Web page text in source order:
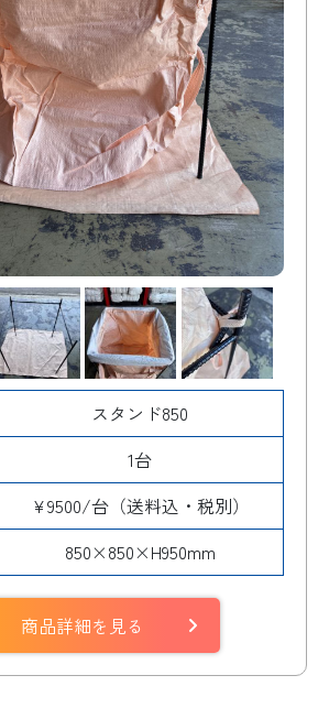
スタンド850
1台
¥9500/台（送料込・税別）
850×850×H950mm
商品詳細を見る